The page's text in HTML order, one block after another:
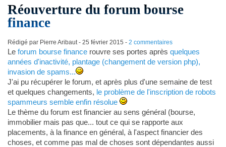
Réouverture du forum bourse
finance
Rédigé par Pierre Aribaut - 25 février 2015 - 2 commentaires
Le forum bourse financerouvre ses portes après quelques
années d'inactivité, plantage (changement de version php),
invasion de spams...
J'ai pu récupérer le forum, et après plus d'une semaine de test
et quelques changements, le problème de l'inscription de robots
spammeurs semble enfin résolue
Le thème du forum est financier au sens général (bourse,
immobilier mais pas que... tout ce qui se rapporte aux
placements, à la finance en général, à l'aspect financier des
choses, et comme pas mal de choses sont dépendantes aussi